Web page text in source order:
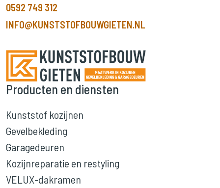
0592 749 312
INFO@KUNSTSTOFBOUWGIETEN.NL
Producten en diensten
Kunststof kozijnen
Gevelbekleding
Garagedeuren
Kozijnreparatie en restyling
VELUX-dakramen